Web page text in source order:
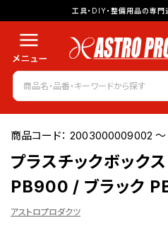
工具・DIY・整備用品の専門
商品コード：2003000009002 ～
プラスチックボック
PB900 / ブラック
アストロプロダクツ